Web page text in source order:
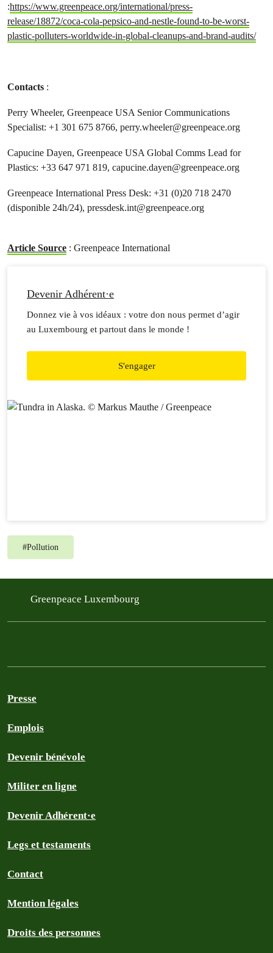
:https://www.greenpeace.org/international/press-
release/18872/coca-cola-pepsico-and-nestle-found-to-be-worst-
plastic-polluters-worldwide-in-global-cleanups-and-brand-audits/
Contacts :
Perry Wheeler, Greenpeace USA Senior Communications
Specialist: +1 301 675 8766, perry.wheeler@greenpeace.org
Capucine Dayen, Greenpeace USA Global Comms Lead for
Plastics: +33 647 971 819, capucine.dayen@greenpeace.org
Greenpeace International Press Desk: +31 (0)20 718 2470
(disponible 24h/24), pressdesk.int@greenpeace.org
Article Source : Greenpeace International
Devenir Adhérent·e
Donnez vie à vos idéaux : votre don nous permet d’agir
au Luxembourg et partout dans le monde !
S'engager
#Pollution
Greenpeace Luxembourg
Presse
Emplois
Devenir bénévole
Militer en ligne
Devenir Adhérent·e
Legs et testaments
Contact
Mention légales
Droits des personnes